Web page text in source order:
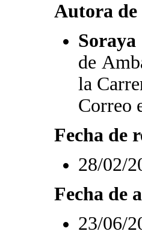
Autora de
de
la
Correo
Fecha de
28/02/
Fecha de
23/06/